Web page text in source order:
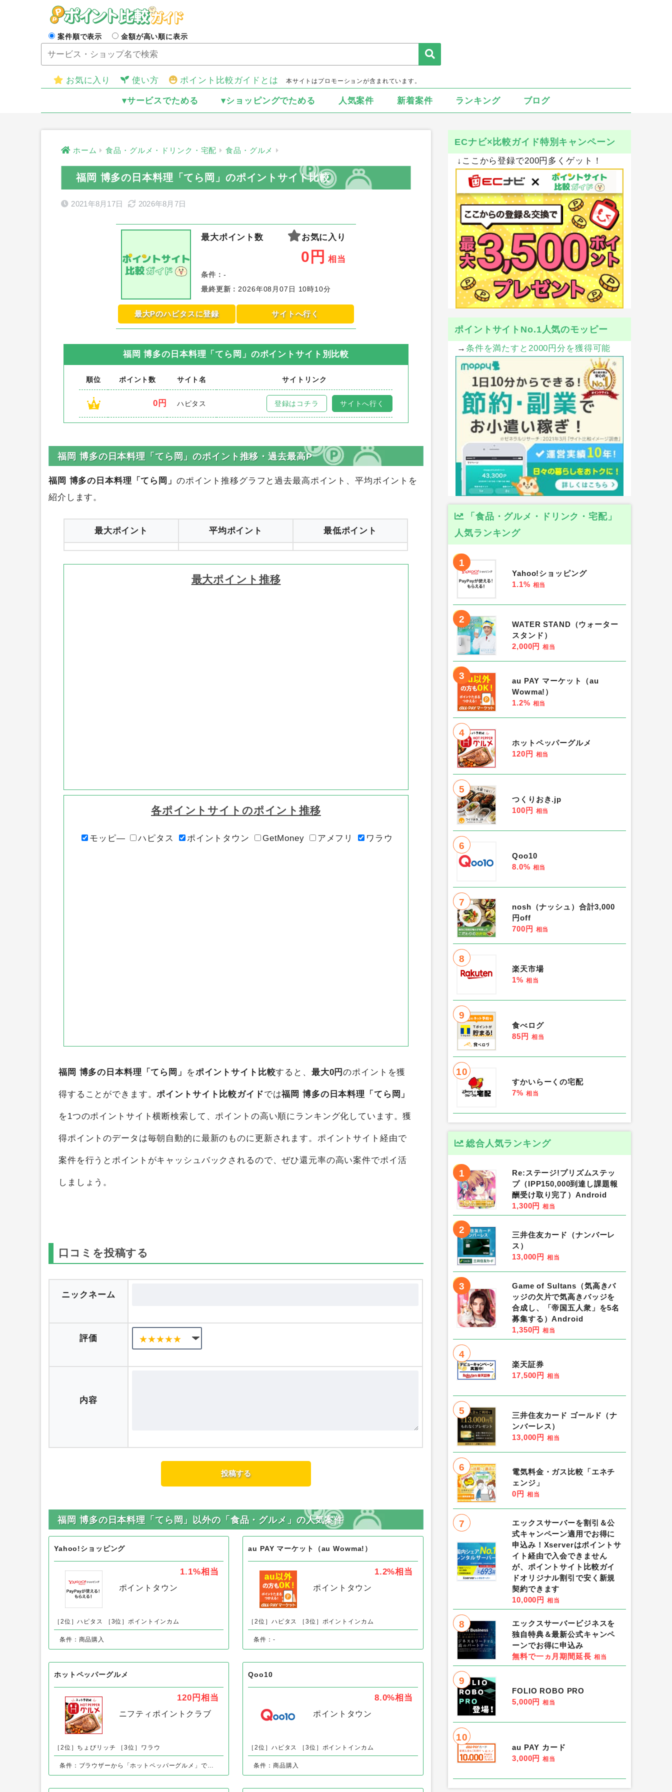
案件順で表示 金額が高い順に表示
お気に入り 使い方 ポイント比較ガイドとは 本サイトはプロモーションが含まれています。
▾サービスでためる ▾ショッピングでためる 人気案件 新着案件 ランキング ブログ
ホーム 食品・グルメ・ドリンク・宅配 食品・グルメ
福岡 博多の日本料理「てら岡」のポイントサイト比較
2021年8月17日 2026年8月7日
最大ポイント数 お気に入り
0 円 相当
条件： -
最終更新 ： 2026年08月07日 10時10分
最大Pのハピタスに登録 サイトへ行く
福岡 博多の日本料理「てら岡」 のポイントサイト別比較
順位 ポイント数 サイト名 サイトリンク
1 0円 ハピタス 登録はコチラ サイトへ行く
福岡 博多の日本料理「てら岡」
のポイント推移グラフと過去最高ポイント、平均ポイントを
平均ポイント
福岡 博多の日本料理「てら岡」をポイントサイト比較 すると、 最大0円 のポイントを獲
得することができます。 ポイントサイト比較ガイドでは福岡 博多の日本料理「てら岡」
を1つのポイントサイト横断検索して、ポイントの高い順にランキング化しています。獲
得ポイントのデータは毎朝自動的に最新のものに更新されます。ポイントサイト経由で
口コミを投稿する
ニックネーム
内容
福岡 博多の日本料理「てら岡」以外の「食品・グルメ」の人気案件
Yahoo!ショッピング
［2位］ハピタス ［3位］ポイントインカム
条件：商品購入
au PAY マーケット（au Wowma!）
［2位］ハピタス
条件：-
ホットペッパーグルメ
ニフティポイントクラブ
ECナビ×比較ガイド特別キャンペーン
↓ここから登録で200円多くゲット！
ポイントサイトNo.1人気のモッピー
→ 条件を満たすと2000円分を獲得可能
「食品・グルメ・ドリンク・宅配」
人気ランキング
1
Yahoo!ショッピング
1.1% 相当
2
WATER STAND（ウォーター
スタンド）
2,000円 相当
3
au PAY マーケット（au
Wowma!）
1.2% 相当
4
ホットペッパーグルメ
120円 相当
5
つくりおき.jp
100円 相当
6
Qoo10
8.0% 相当
7
nosh（ナッシュ）合計3,000
円off
700円 相当
8
楽天市場
1% 相当
9
食べログ
85円 相当
10
すかいらーくの宅配
7% 相当
総合人気ランキング
1
Re:ステージ!プリズムステッ
プ（IPP150,000到達し課題報
酬受け取り完了）Android
1,300円 相当
2
三井住友カード（ナンバーレ
ス）
13,000円 相当
3
Game of Sultans（気高きバ
ッジの欠片で気高きバッジを
合成し、「帝国五人衆」を5名
募集する）Android
1,350円 相当
4
楽天証券
17,500円 相当
5
三井住友カード ゴールド（ナ
ンバーレス）
13,000円 相当
6
電気料金・ガス比較「エネチ
ェンジ」
0円 相当
7
エックスサーバーを割引＆公
式キャンペーン適用でお得に
申込み！Xserverはポイントサ
イト経由で入会できません
が、ポイントサイト比較ガイ
ドオリジナル割引で安く新規
契約できます
10,000円 相当
8
エックスサーバービジネスを
独自特典＆最新公式キャンペ
ーンでお得に申込み
無料で一ヵ月期間延長 相当
9
FOLIO ROBO PRO
5,000円 相当
10
au PAY カード
3,000円 相当